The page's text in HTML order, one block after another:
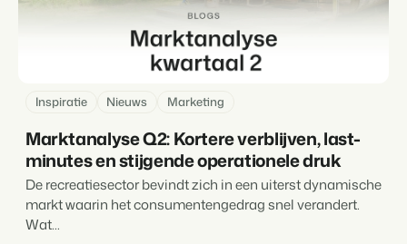
Inspiratie Nieuws Marketing
Marktanalyse Q2: Kortere verblijven, last-
minutes en stijgende operationele druk
De recreatiesector bevindt zich in een uiterst dynamische
markt waarin het consumentengedrag snel verandert.
Wat...